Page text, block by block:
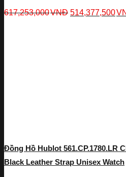
617,253,000VNĐ 514,377,500
Đồng Hồ Hublot 561.CP.1780.LR
Black Leather Strap Unisex Watch